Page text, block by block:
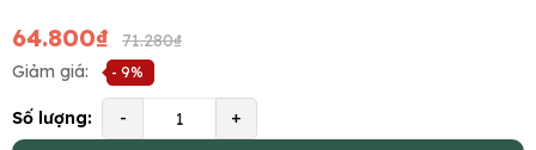
64.800₫
71.280₫
Giảm giá:
- 9%
Số lượng: - +